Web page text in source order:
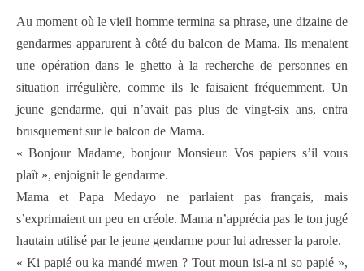
Au moment où le vieil homme termina sa phrase, une dizaine de
gendarmes apparurent à côté du balcon de Mama. Ils menaient
une opération dans le ghetto à la recherche de personnes en
situation irrégulière, comme ils le faisaient fréquemment. Un
jeune gendarme, qui n’avait pas plus de vingt-six ans, entra
brusquement sur le balcon de Mama.
« Bonjour Madame, bonjour Monsieur. Vos papiers s’il vous
plaît », enjoignit le gendarme.
Mama et Papa Medayo ne parlaient pas français, mais
s’exprimaient un peu en créole. Mama n’apprécia pas le ton jugé
hautain utilisé par le jeune gendarme pour lui adresser la parole.
« Ki papié ou ka mandé mwen ? Tout moun isi-a ni so papié »,